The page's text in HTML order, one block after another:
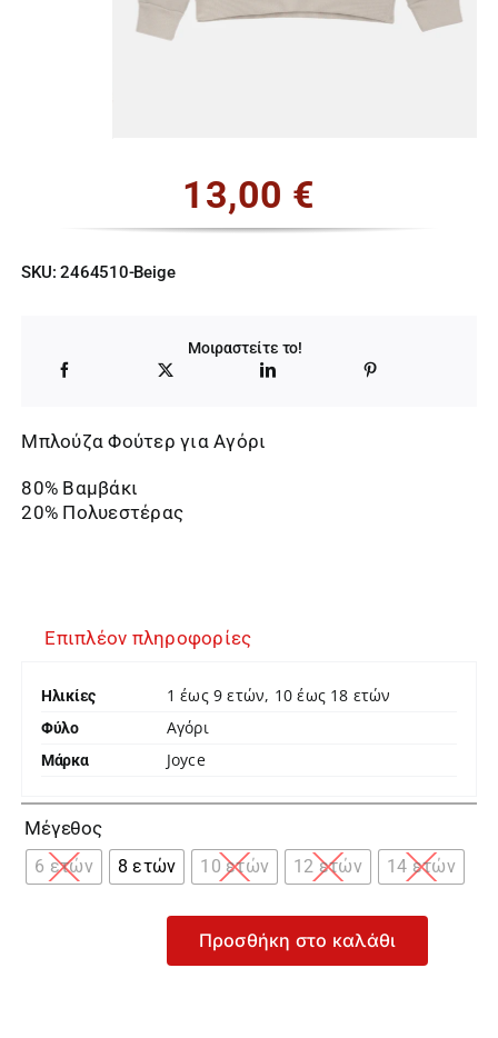
13,00 €
SKU:2464510-Beige
Μοιραστείτε το!
Μπλούζα Φούτερ για Αγόρι
80% Βαμβάκι
20% Πολυεστέρας
Επιπλέον πληροφορίες
Ηλικίες 1 έως 9 ετών, 10 έως 18 ετών
Φύλο Αγόρι
Μάρκα Joyce
Μέγεθος
6 ετών 8 ετών 10 ετών 12 ετών 14 ετών
Προσθήκη στο καλάθι